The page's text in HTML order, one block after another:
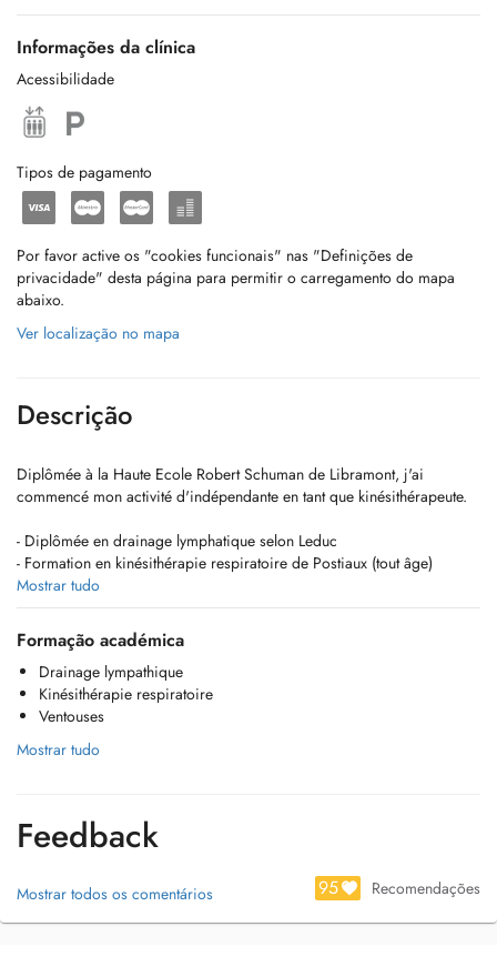
Informações da clínica
Acessibilidade
Tipos de pagamento
Por favor active os "cookies funcionais" nas "Definições de
privacidade" desta página para permitir o carregamento do mapa
abaixo.
Ver localização no mapa
Descrição
Diplômée à la Haute Ecole Robert Schuman de Libramont, j'ai
commencé mon activité d'indépendante en tant que kinésithérapeute.
- Diplômée en drainage lymphatique selon Leduc
- Formation en kinésithérapie respiratoire de Postiaux (tout âge)
- Formation en ventouses
- Spécialisation de l'ATM (articulation temporo-mandibulaire)
- Certifiée de ma première année de micro kinésithérapie (2e en
cours)
Je parle couramment le français et je peux réaliser mes séances en
anglais.
Mostrar tudo
Formação académica
Drainage lympathique
Kinésithérapie respiratoire
Ventouses
Mostrar tudo
Feedback
Mostrar todos os comentários 95 Recomendações